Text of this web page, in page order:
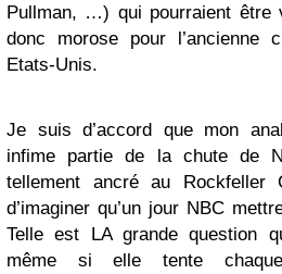
Pullman, …) qui pourraient être
donc morose pour l’ancienne
Etats-Unis.
Je suis d’accord que mon
infime partie de la chute de
tellement ancré au Rockfeller
d’imaginer qu’un jour NBC
Telle est LA grande question
même si elle tente